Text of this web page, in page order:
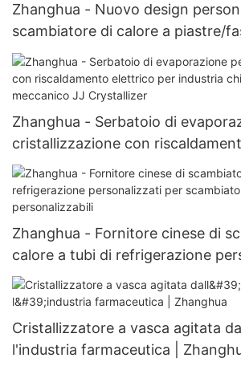
Zhanghua - Nuovo design
scambiatore di calore a piastre/
frigorifero
Zhanghua - Serbatoio di
cristallizzazione con
industria chimica con agitatore
Crystallizer
Zhanghua - Fornitore cinese di
calore a tubi di refrigerazione
scambiatori di calore
Cristallizzatore a vasca agitata
l'industria farmaceutica |